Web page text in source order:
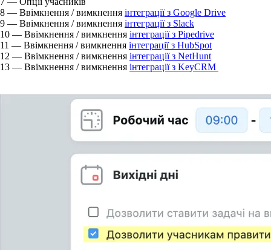
8 — Ввімкнення / вимкнення інтеграції з Google Drive
9 — Ввімкнення / вимкнення інтеграції з Slack
10 — Ввімкнення / вимкнення інтеграції з Pipedrive
11 — Ввімкнення / вимкнення інтеграції з HubSpot
12 — Ввімкнення / вимкнення інтеграції з NetHunt
13 — Ввімкнення / вимкнення інтеграції з KeyCRM